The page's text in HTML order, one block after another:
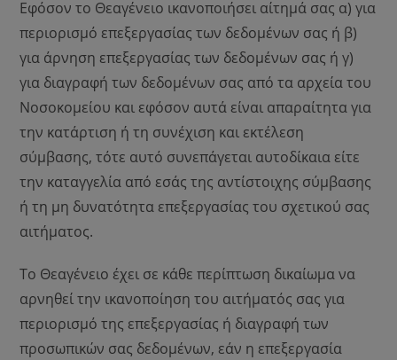
Εφόσον το Θεαγένειο ικανοποιήσει αίτημά σας α) για
περιορισμό επεξεργασίας των δεδομένων σας ή β)
για άρνηση επεξεργασίας των δεδομένων σας ή γ)
για διαγραφή των δεδομένων σας από τα αρχεία του
Νοσοκομείου και εφόσον αυτά είναι απαραίτητα για
την κατάρτιση ή τη συνέχιση και εκτέλεση
σύμβασης, τότε αυτό συνεπάγεται αυτοδίκαια είτε
την καταγγελία από εσάς της αντίστοιχης σύμβασης
ή τη μη δυνατότητα επεξεργασίας του σχετικού σας
αιτήματος.
Το Θεαγένειο έχει σε κάθε περίπτωση δικαίωμα να
αρνηθεί την ικανοποίηση του αιτήματός σας για
περιορισμό της επεξεργασίας ή διαγραφή των
προσωπικών σας δεδομένων, εάν η επεξεργασία